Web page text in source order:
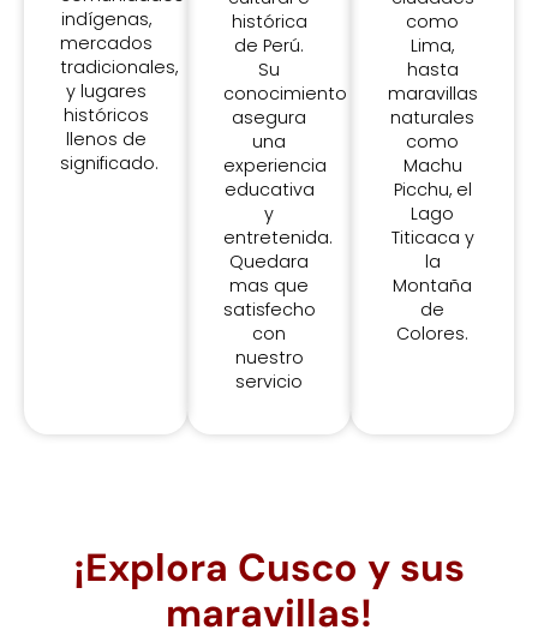
indígenas,
mercados
tradicionales,
y lugares
históricos
llenos de
significado.
histórica
de Perú.
Su
conocimiento
asegura
una
experiencia
educativa
y
entretenida.
Quedara
mas que
satisfecho
con
nuestro
servicio
como
Lima,
hasta
maravillas
naturales
como
Machu
Picchu, el
Lago
Titicaca y
la
Montaña
de
Colores.
¡Explora Cusco y sus
maravillas!